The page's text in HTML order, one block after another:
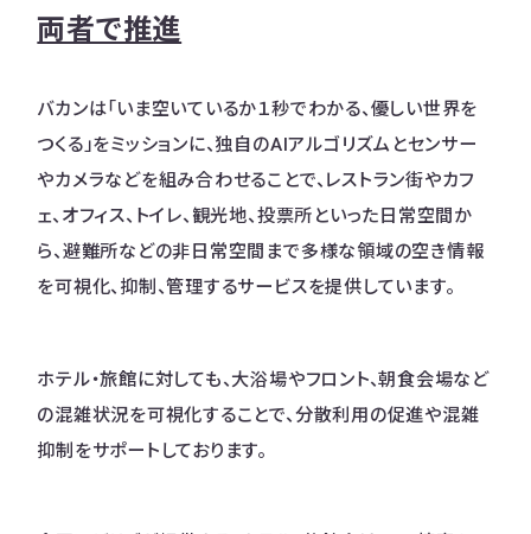
両者で推進
バカンは「いま空いているか１秒でわかる、優しい世界を
つくる」をミッションに、独自のAIアルゴリズムとセンサー
やカメラなどを組み合わせることで、レストラン街やカフ
ェ、オフィス、トイレ、観光地、投票所といった日常空間か
ら、避難所などの非日常空間まで多様な領域の空き情報
を可視化、抑制、管理するサービスを提供しています。
ホテル・旅館に対しても、大浴場やフロント、朝食会場など
の混雑状況を可視化することで、分散利用の促進や混雑
抑制をサポートしております。